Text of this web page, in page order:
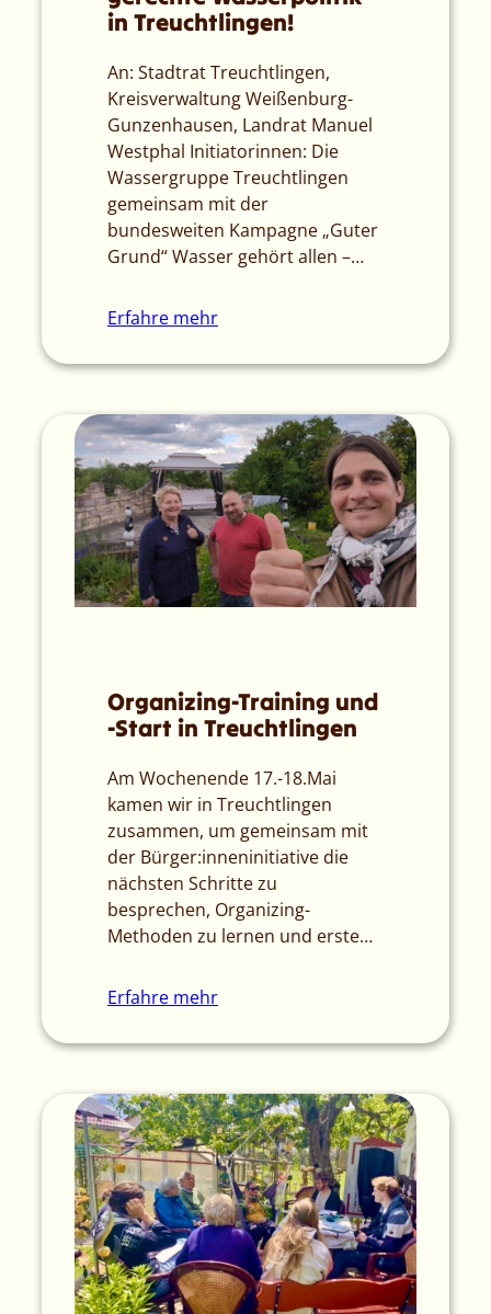
in Treuchtlingen!
An: Stadtrat Treuchtlingen,
Kreisverwaltung Weißenburg-
Gunzenhausen, Landrat Manuel
Westphal Initiatorinnen: Die
Wassergruppe Treuchtlingen
gemeinsam mit der
bundesweiten Kampagne „Guter
Grund“ Wasser gehört allen –…
Erfahre mehr
Organizing-Training und
-Start in Treuchtlingen
Am Wochenende 17.-18.Mai
kamen wir in Treuchtlingen
zusammen, um gemeinsam mit
der Bürger:inneninitiative die
nächsten Schritte zu
besprechen, Organizing-
Methoden zu lernen und erste…
Erfahre mehr